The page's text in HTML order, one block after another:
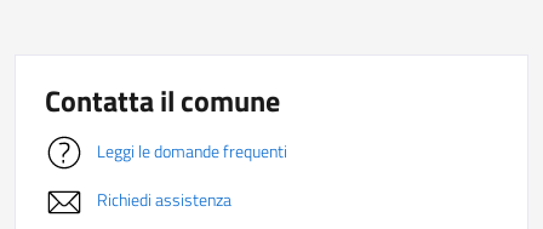
Contatta il comune
Leggi le domande frequenti
Richiedi assistenza